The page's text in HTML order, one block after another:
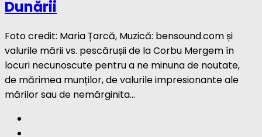
Dunării
Foto credit: Maria Țarcă, Muzică: bensound.com și
valurile mării vs. pescărușii de la Corbu Mergem în
locuri necunoscute pentru a ne minuna de noutate,
de mărimea munților, de valurile impresionante ale
mărilor sau de nemărginita...